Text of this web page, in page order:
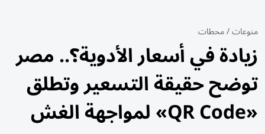
منوعات/محطات
زيادة في أسعار الأدوية؟.. مصر
توضح حقيقة التسعير وتطلق
«QR Code» لمواجهة الغش